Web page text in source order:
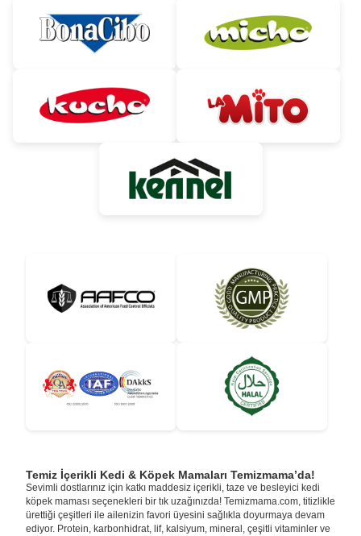
Temiz İçerikli Kedi & Köpek Mamaları Temizmama’da!
Sevimli dostlarınız için katkı maddesiz içerikli, taze ve besleyici kedi
köpek maması seçenekleri bir tık uzağınızda! Temizmama.com, titizlikle
ürettiği çeşitleri ile ailenizin favori üyesini sağlıkla doyurmaya devam
ediyor. Protein, karbonhidrat, lif, kalsiyum, mineral, çeşitli vitaminler ve